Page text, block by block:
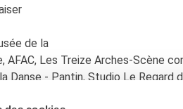
de la
AFAC, Les Treize Arches-Scène
Danse - Pantin, Studio Le Regard